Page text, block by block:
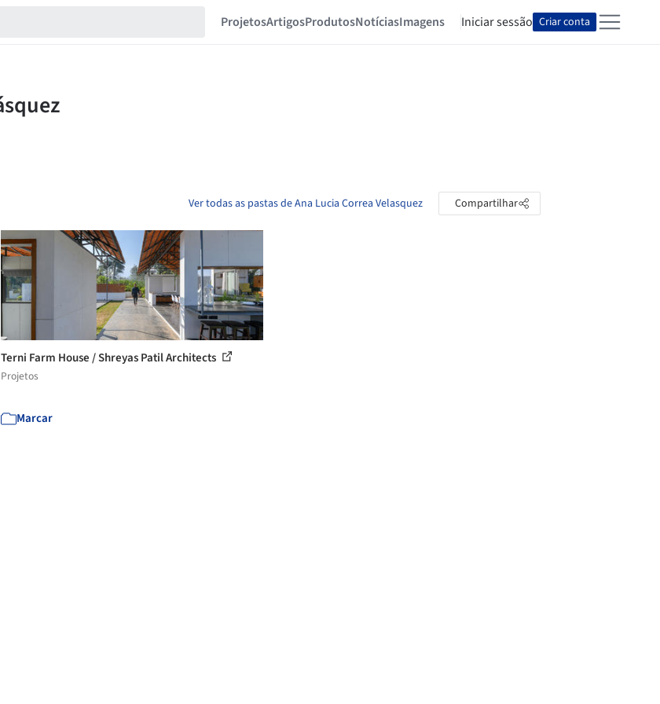
ProjetosArtigosProdutosNotíciasImagens Iniciar sessão Criar conta
Ver todas as pastas de Ana Lucia Correa Velasquez Compartilhar
Terni Farm House / Shreyas Patil Architects
Projetos
Marcar